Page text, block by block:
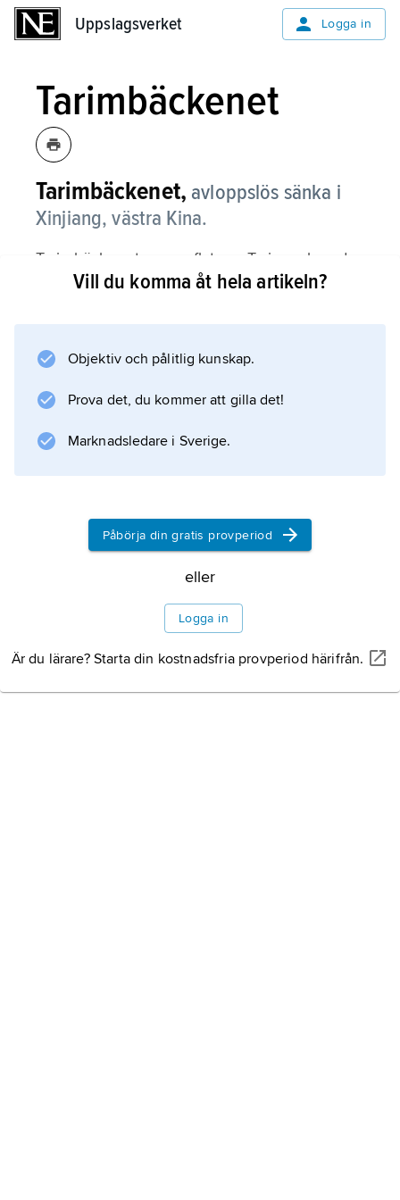
Uppslagsverket Logga in
Tarimbäckenet
Tarimbäckenet, avloppslös sänka i
Xinjiang, västra Kina.
Tarimbäckenet genomflyts av Tarim och andra
floder vilka får sitt vatten från de omgivande
dessa solfjäderformigt utbredda avlagringar
en blomstrande oaskultur med odling av
Information om artikeln
Vill du komma åt hela artikeln?
Objektiv och pålitlig kunskap.
Prova det, du kommer att gilla det!
Marknadsledare i Sverige.
Påbörja din gratis provperiod
eller
Logga in
Är du lärare? Starta din kostnadsfria provperiod härifrån.